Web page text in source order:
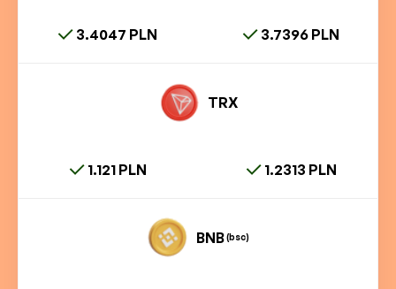
3.4047 PLN 3.7396 PLN
TRX
1.121 PLN 1.2313 PLN
BNB(bsc)